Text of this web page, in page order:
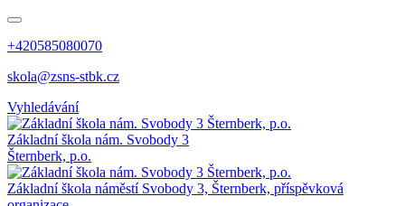
+420585080070
skola@zsns-stbk.cz
Vyhledávání
Základní škola nám. Svobody 3
Šternberk, p.o.
Základní škola náměstí Svobody 3, Šternberk, příspěvková